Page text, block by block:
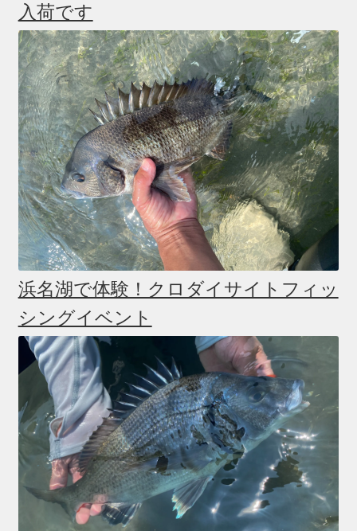
入荷です
浜名湖で体験！クロダイサイトフィッ
シングイベント